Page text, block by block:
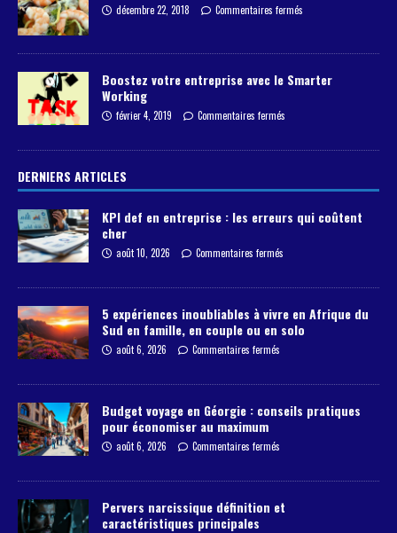
décembre 22, 2018 Commentaires fermés
Boostez votre entreprise avec le Smarter
Working
février 4, 2019 Commentaires fermés
DERNIERS ARTICLES
KPI def en entreprise : les erreurs qui coûtent
cher
août 10, 2026 Commentaires fermés
5 expériences inoubliables à vivre en Afrique du
Sud en famille, en couple ou en solo
août 6, 2026 Commentaires fermés
Budget voyage en Géorgie : conseils pratiques
pour économiser au maximum
août 6, 2026 Commentaires fermés
Pervers narcissique définition et
caractéristiques principales